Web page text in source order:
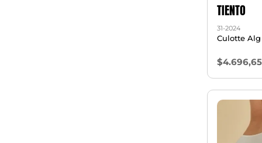
TIENTO
31-2024
Culotte Alg